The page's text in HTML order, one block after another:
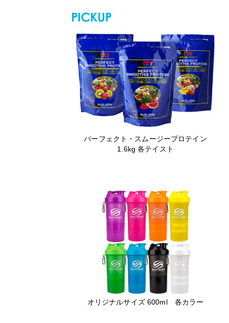
パーフェクト・スムージープロテイン
1.6kg 各テイスト
オリジナルサイズ 600ml 各カラー